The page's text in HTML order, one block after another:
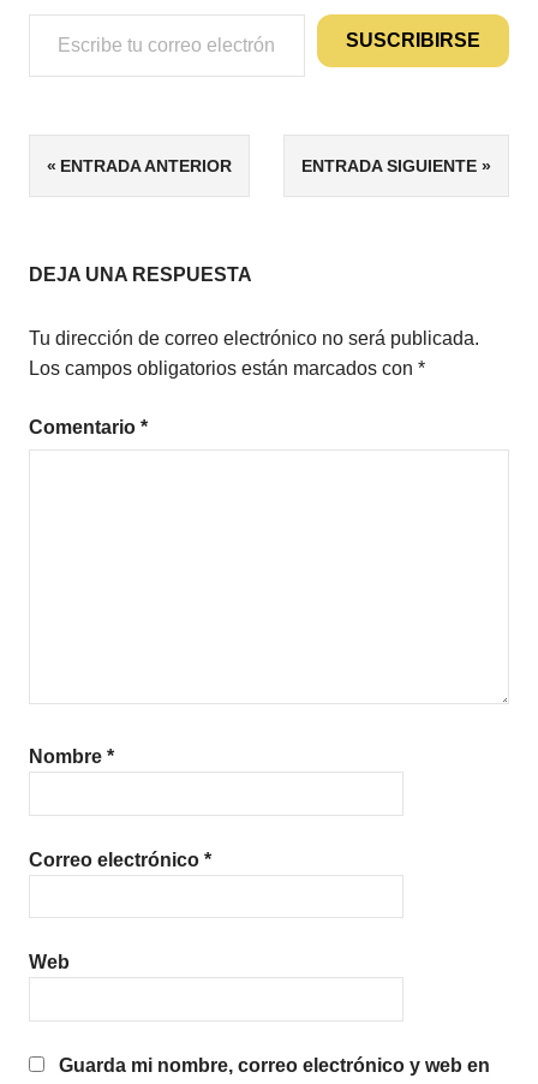
Escribe tu correo electrónico…
SUSCRIBIRSE
ETIQUETAS
5/5
JUVENIL
Navegación
entradas
ENTRADA ANTERIOR ENTRADA SIGUIENTE
DEJA UNA RESPUESTA
Tu dirección de correo electrónico no será publicada.
Los campos obligatorios están marcados con *
Comentario *
Nombre *
Correo electrónico *
Web
Guarda mi nombre, correo electrónico y web en